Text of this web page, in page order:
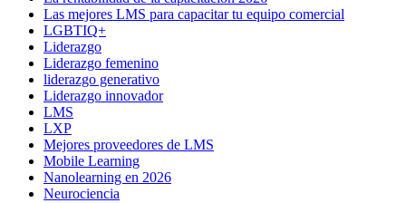
Las mejores LMS para capacitar tu equipo comercial
LGBTIQ+
Liderazgo
Liderazgo femenino
liderazgo generativo
Liderazgo innovador
LMS
LXP
Mejores proveedores de LMS
Mobile Learning
Nanolearning en 2026
Neurociencia